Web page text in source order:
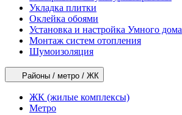
Укладка плитки
Оклейка обоями
Установка и настройка Умного дома
Монтаж систем отопления
Шумоизоляция
Районы / метро / ЖК
ЖК (жилые комплексы)
Метро